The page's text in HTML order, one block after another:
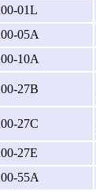
01L
05A
10A
27B
27C
27E
55A